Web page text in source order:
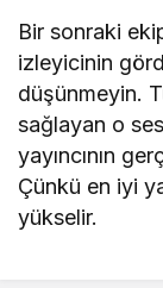
Bir sonraki
izleyicinin
düşünmeyin.
sağlayan o
yayıncının
Çünkü en iyi
yükselir.